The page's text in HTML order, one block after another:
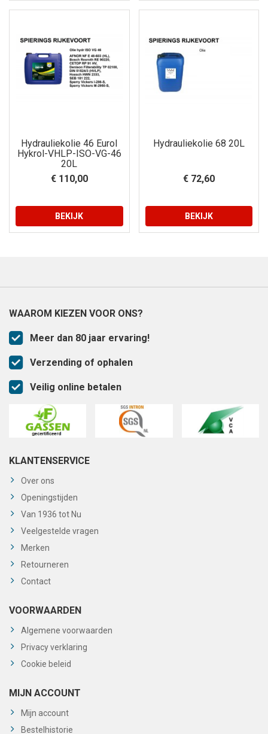
Hydrauliekolie 46 Eurol
Hykrol-VHLP-ISO-VG-46
20L
€ 110,00
BEKIJK
Hydrauliekolie 68 20L
€ 72,60
BEKIJK
WAAROM KIEZEN VOOR ONS?
Meer dan 80 jaar ervaring!
Verzending of ophalen
Veilig online betalen
KLANTENSERVICE
Over ons
Openingstijden
Van 1936 tot Nu
Veelgestelde vragen
Merken
Retourneren
Contact
VOORWAARDEN
Algemene voorwaarden
Privacy verklaring
Cookie beleid
MIJN ACCOUNT
Mijn account
Bestelhistorie